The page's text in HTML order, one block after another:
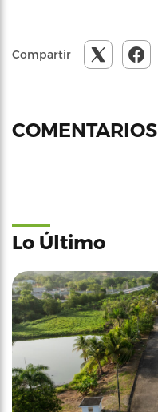
Compartir
COMENTARIOS
Lo Último